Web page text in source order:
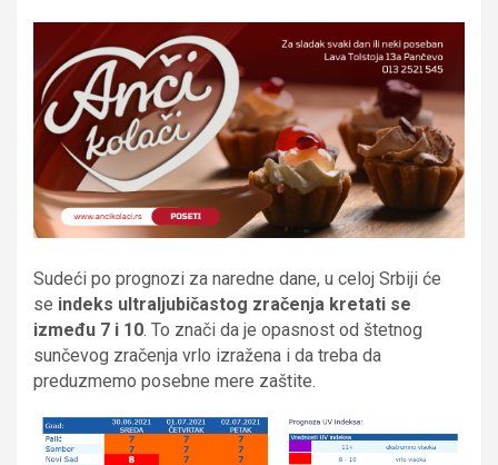
Sudeći po prognozi za naredne dane, u celoj Srbiji će
se indeks ultraljubičastog zračenja kretati se
između 7 i 10. To znači da je opasnost od štetnog
sunčevog zračenja vrlo izražena i da treba da
preduzmemo posebne mere zaštite.